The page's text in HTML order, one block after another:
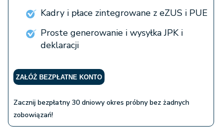
Kadry i płace zintegrowane z eZUS i PUE
Proste generowanie i wysyłka JPK i
deklaracji
ZAŁÓŻ BEZPŁATNE KONTO
Zacznij bezpłatny 30 dniowy okres próbny bez żadnych
zobowiązań!